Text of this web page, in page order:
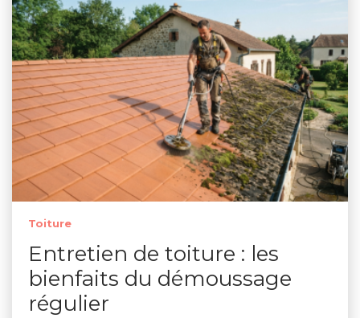
Toiture
Entretien de toiture : les
bienfaits du démoussage
régulier